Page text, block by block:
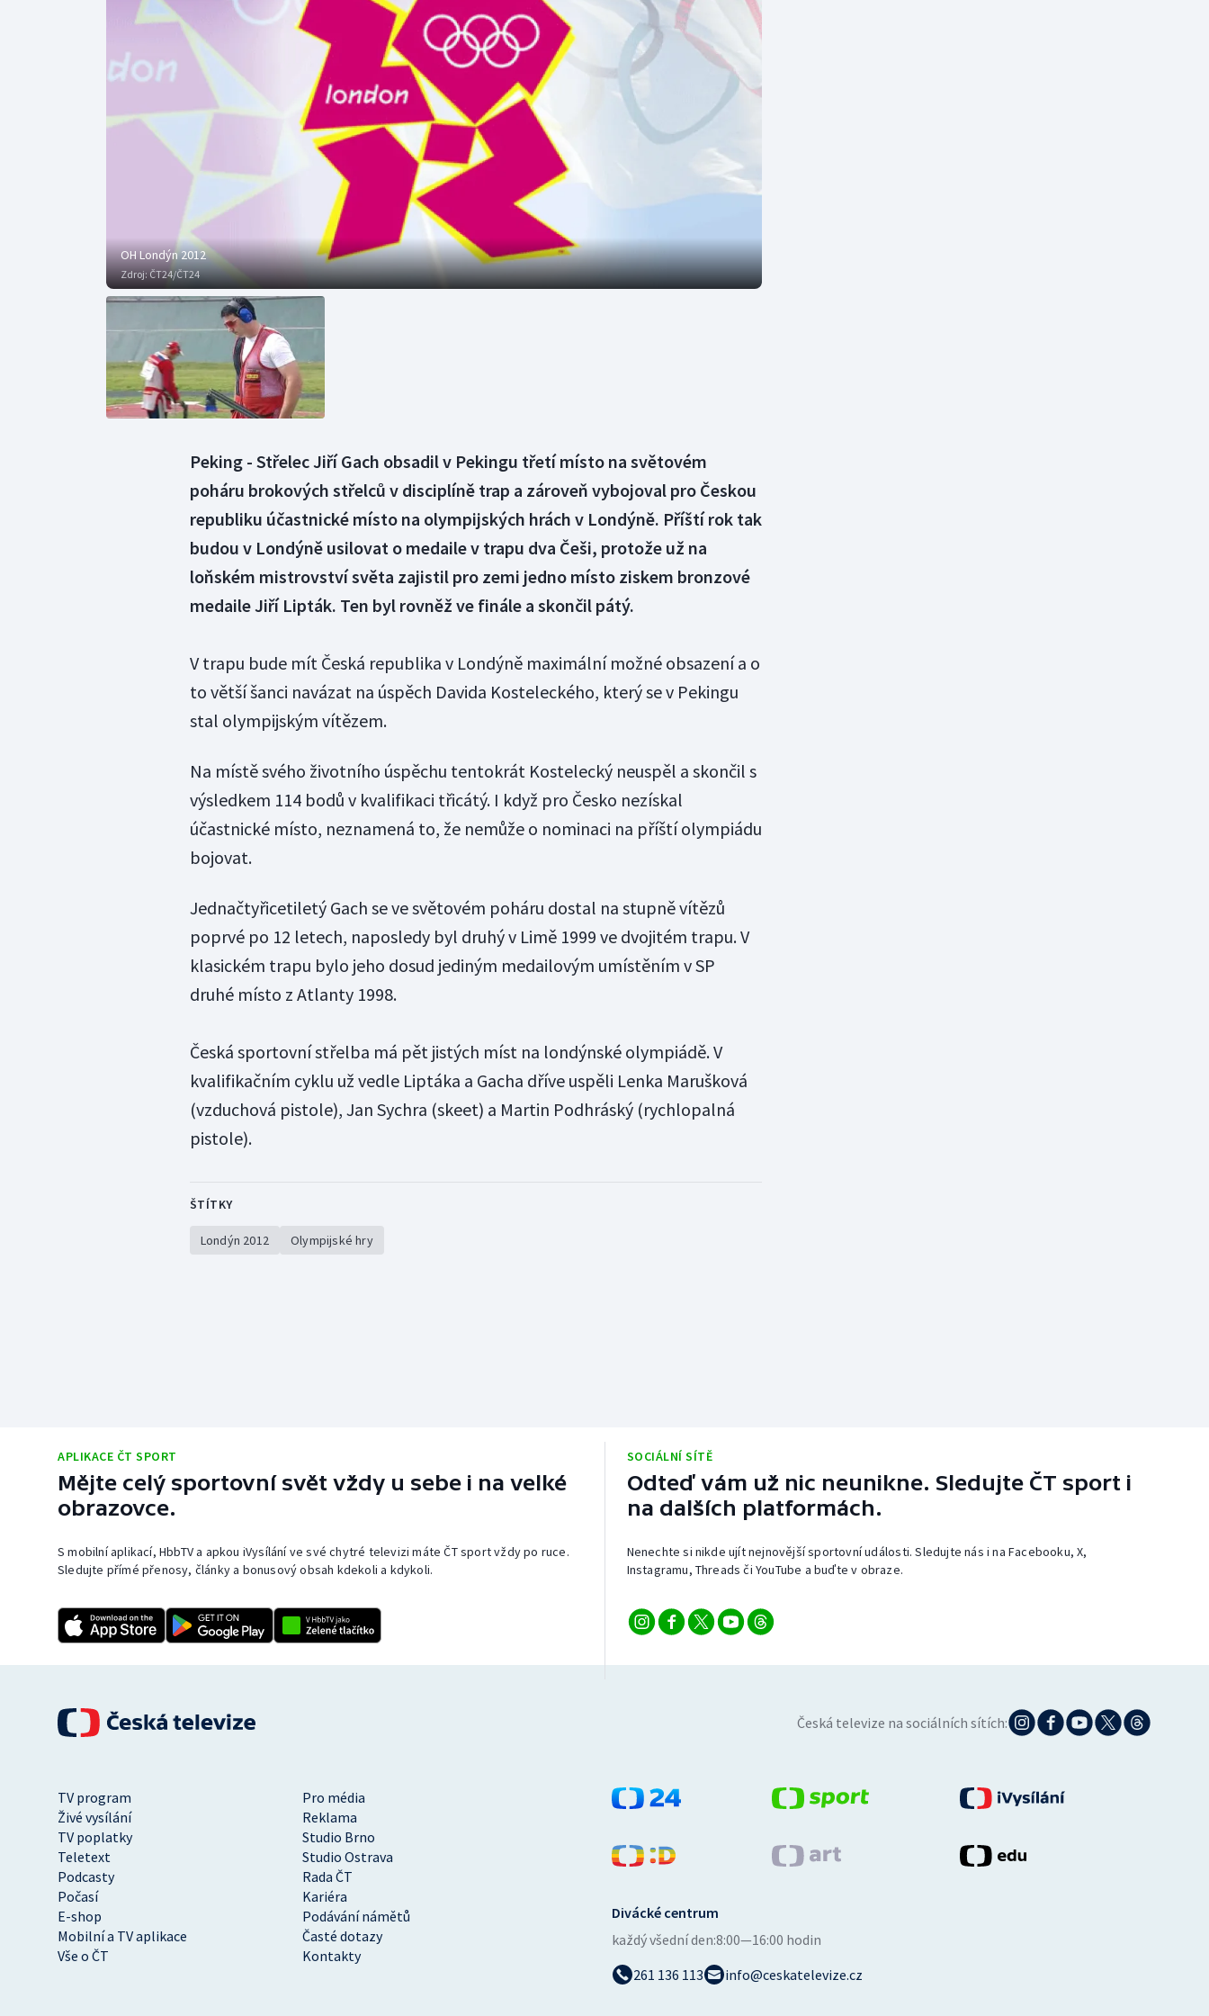
Curling
Dostihy
Florbal
Futsal
Gymnastika
Moderní pětiboj
Motorsport
Olympijské hry
Parasport
Plážový volejbal
Triatlon
Veslování
Vodní slalom
Volejbal
OH Londýn 2012
Zdroj:ČT24/ČT24
Peking - Střelec Jiří Gach obsadil v Pekingu třetí místo na světovém
poháru brokových střelců v disciplíně trap a zároveň vybojoval pro Českou
republiku účastnické místo na olympijských hrách v Londýně. Příští rok tak
budou v Londýně usilovat o medaile v trapu dva Češi, protože už na
loňském mistrovství světa zajistil pro zemi jedno místo ziskem bronzové
medaile Jiří Lipták. Ten byl rovněž ve finále a skončil pátý.
V trapu bude mít Česká republika v Londýně maximální možné obsazení a o
to větší šanci navázat na úspěch Davida Kosteleckého, který se v Pekingu
stal olympijským vítězem.
Na místě svého životního úspěchu tentokrát Kostelecký neuspěl a skončil s
výsledkem 114 bodů v kvalifikaci třicátý. I když pro Česko nezískal
účastnické místo, neznamená to, že nemůže o nominaci na příští olympiádu
bojovat.
Jednačtyřicetiletý Gach se ve světovém poháru dostal na stupně vítězů
poprvé po 12 letech, naposledy byl druhý v Limě 1999 ve dvojitém trapu. V
klasickém trapu bylo jeho dosud jediným medailovým umístěním v SP
druhé místo z Atlanty 1998.
Česká sportovní střelba má pět jistých míst na londýnské olympiádě. V
kvalifikačním cyklu už vedle Liptáka a Gacha dříve uspěli Lenka Marušková
(vzduchová pistole), Jan Sychra (skeet) a Martin Podhráský (rychlopalná
pistole).
ŠTÍTKY
Londýn 2012 Olympijské hry
APLIKACE ČT SPORT
Mějte celý sportovní svět vždy u sebe i na velké
obrazovce.
S mobilní aplikací, HbbTV a apkou iVysílání ve své chytré televizi máte ČT sport vždy po ruce.
Sledujte přímé přenosy, články a bonusový obsah kdekoli a kdykoli.
SOCIÁLNÍ SÍTĚ
Odteď vám už nic neunikne. Sledujte ČT sport i
na dalších platformách.
Nenechte si nikde ujít nejnovější sportovní události. Sledujte nás i na Facebooku, X,
Instagramu, Threads či YouTube a buďte v obraze.
Česká televize na sociálních sítích:
TV program
Pro média
Živé vysílání
Reklama
TV poplatky
Studio Brno
Teletext
Studio Ostrava
Podcasty
Rada ČT
Počasí
Kariéra
E-shop
Podávání námětů
Mobilní a TV aplikace
Časté dotazy
Vše o ČT
Kontakty
Divácké centrum
každý všední den:8:00—16:00 hodin
261 136 113
info@ceskatelevize.cz